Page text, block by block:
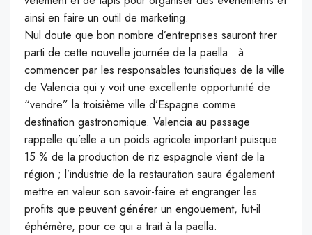
ainsi en faire un outil de marketing.
Nul doute que bon nombre d’entreprises sauront tirer
parti de cette nouvelle journée de la paella : à
commencer par les responsables touristiques de la ville
de Valencia qui y voit une excellente opportunité de
“vendre” la troisième ville d’Espagne comme
destination gastronomique. Valencia au passage
rappelle qu’elle a un poids agricole important puisque
15 % de la production de riz espagnole vient de la
région ; l’industrie de la restauration saura également
mettre en valeur son savoir-faire et engranger les
profits que peuvent générer un engouement, fut-il
éphémère, pour ce qui a trait à la paella.